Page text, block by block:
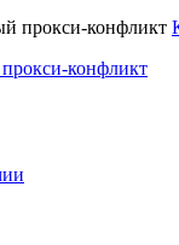
конфликт